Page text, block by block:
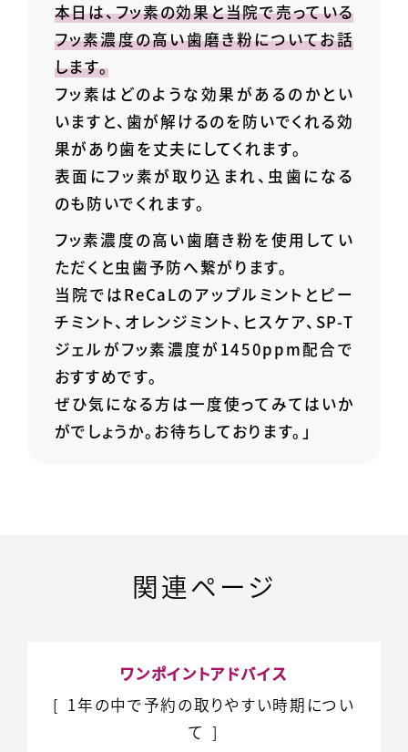
本日は、フッ素の効果と当院で売っている
フッ素濃度の高い歯磨き粉についてお話
します。
フッ素はどのような効果があるのかとい
いますと、歯が解けるのを防いでくれる効
果があり歯を丈夫にしてくれます。
表面にフッ素が取り込まれ、虫歯になる
のも防いでくれます。
フッ素濃度の高い歯磨き粉を使用してい
ただくと虫歯予防へ繋がります。
当院ではReCaLのアップルミントとピー
チミント、オレンジミント、ヒスケア、SP-T
ジェルがフッ素濃度が1450ppm配合で
おすすめです。
ぜひ気になる方は一度使ってみてはいか
がでしょうか。お待ちしております。」
関連ページ
ワンポイントアドバイス
1年の中で予約の取りやすい時期につい
て